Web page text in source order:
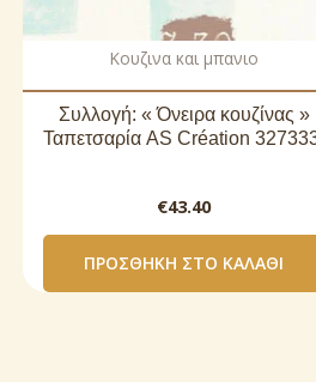
Κουζινα και μπανιο
Συλλογή: « Όνειρα κουζίνας »
Ταπετσαρία AS Création
€43.40
ΠΡΟΣΘΉΚΗ ΣΤΟ ΚΑΛΆΘΙ